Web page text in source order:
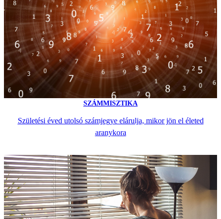
SZÁMMISZTIKA
Születési éved utolsó számjegye elárulja, mikor jön el életed
aranykora